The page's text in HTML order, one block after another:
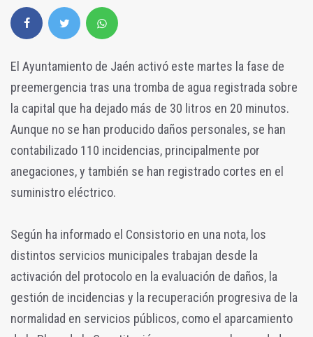
El Ayuntamiento de Jaén activó este martes la fase de
preemergencia tras una tromba de agua registrada sobre
la capital que ha dejado más de 30 litros en 20 minutos.
Aunque no se han producido daños personales, se han
contabilizado 110 incidencias, principalmente por
anegaciones, y también se han registrado cortes en el
suministro eléctrico.
Según ha informado el Consistorio en una nota, los
distintos servicios municipales trabajan desde la
activación del protocolo en la evaluación de daños, la
gestión de incidencias y la recuperación progresiva de la
normalidad en servicios públicos, como el aparcamiento